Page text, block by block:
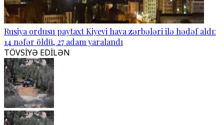
Rusiya ordusu paytaxt Kiyevi hava zərbələri ilə hədəf aldı:
14 nəfər öldü, 27 adam yaralandı
TÖVSİYƏ EDİLƏN